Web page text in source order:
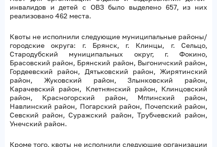
инвалидов и детей с ОВЗ было выделено 657, из них
реализовано 462 места.
Квоты не исполнили следующие муниципальные районы/
городские округа: г. Брянск, г. Клинцы, г. Сельцо,
Стародубский муниципальных округ, г. Фокино,
Брасовский район, Брянский район, Выгоничский район,
Гордеевский район, Дятьковский район, Жирятинский
район, Жуковский район, Злынковский район,
Карачевский район, Клетнянский район, Клинцовский
район, Красногорский район, Мглинский район,
Навлинский район, Погарский район, Почепский район,
Севский район, Суражский район, Трубчевский район,
Унечский район.
Кроме того, квоты не исполнили следующие организации